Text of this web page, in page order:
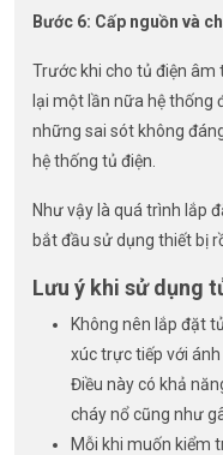
Bước 6: Cấp nguồn và
Trước khi cho tủ điện
lại một lần nữa hệ thống
những sai sót không
hệ thống tủ điện.
Như vậy là quá trình lắp
bắt đầu sử dụng thiết bị
Lưu ý khi sử dụng
Không nên lắp đặt
xúc trực tiếp với
Điều này có khả
cháy nổ cũng như
Mỗi khi muốn kiểm